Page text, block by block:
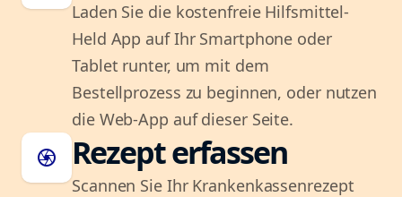
Laden Sie die kostenfreie Hilfsmittel-
Held App auf Ihr Smartphone oder
Tablet runter, um mit dem
Bestellprozess zu beginnen, oder nutzen
die Web-App auf dieser Seite.
camera Rezept erfassen
Scannen Sie Ihr Krankenkassenrezept